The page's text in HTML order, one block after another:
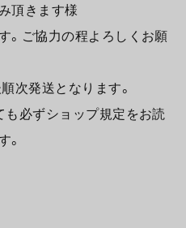
頂きます様
。ご協力の程よろしくお願
次発送となります。
も必ずショップ規定をお読
。